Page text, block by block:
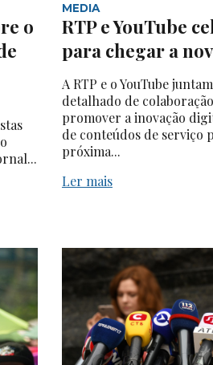
o
MEDIA
RTP e YouTube
para chegar a
A RTP e o YouTube
detalhado de
promover a inovação
de conteúdos de serviço
próxima...
Ler mais